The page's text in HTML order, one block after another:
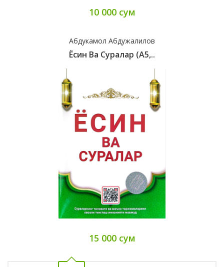
10 000 сум
Абдукамол Абдужалилов
Ёсин Ва Суралар (А5,..
15 000 сум